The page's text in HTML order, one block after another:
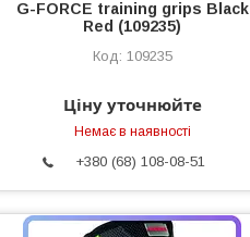
G-FORCE training grips Black
Red (109235)
109235
Ціну уточнюйте
Немає в наявності
+380 (68) 108-08-51